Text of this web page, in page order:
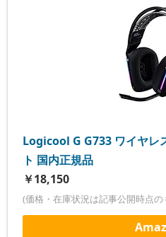
Logicool G G733 ワイヤレ
ト 国内正規品
￥18,150
(価格・在庫状況は記事公開時点の